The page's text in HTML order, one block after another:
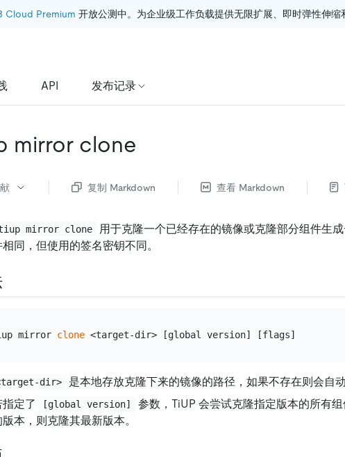
Cloud Premium 开放公测中。为企业级工作负载提供无限扩展、即时弹性伸缩
API 发布记录
mirror clone
复制 Markdown 查看 Markdown
mirror clone
用于克隆一个已经存在的镜像或克隆部分组件生
同，但使用的签名密钥不同。
mirror clone
dir>
是本地存放克隆下来的镜像的路径，如果不存在则会自动
指定了
[global version]
参数，TiUP 会尝试克隆指定版本的所有
版本，则克隆其最新版本。